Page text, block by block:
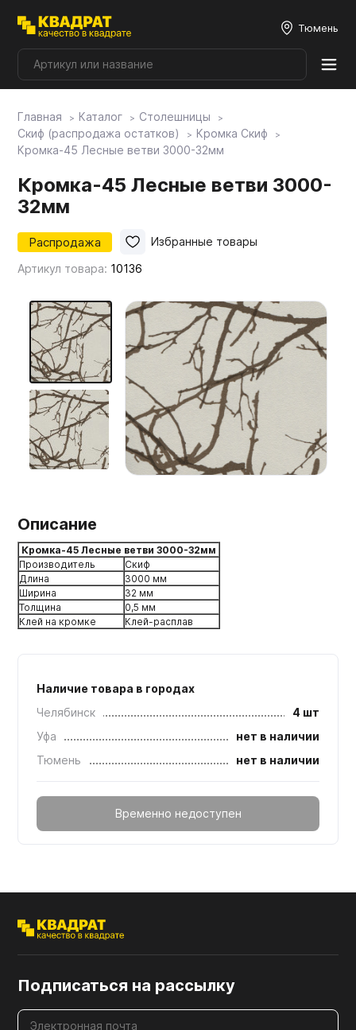
Тюмень
Плитные материалы
Мой ЭГГЕР
Фасады
Мебельные образцы, каталоги
Главная Каталог
Столешницы
Скиф (распродажа остатков)
Кромка Скиф
Кромка-45 Лесные ветви 3000-32мм
Кромка-45 Лесные ветви 3000-
32мм
Распродажа
Артикул товара: 10136
Избранные товары
Описание
Кромка-45 Лесные ветви 3000-32мм
Производитель
Скиф
Длина
3000 мм
Ширина
32 мм
Толщина
0,5 мм
Клей на кромке
Клей-расплав
Наличие товара в городах
Челябинск
4 шт
Уфа
нет в наличии
Тюмень
нет в наличии
Временно недоступен
Подписаться на рассылку